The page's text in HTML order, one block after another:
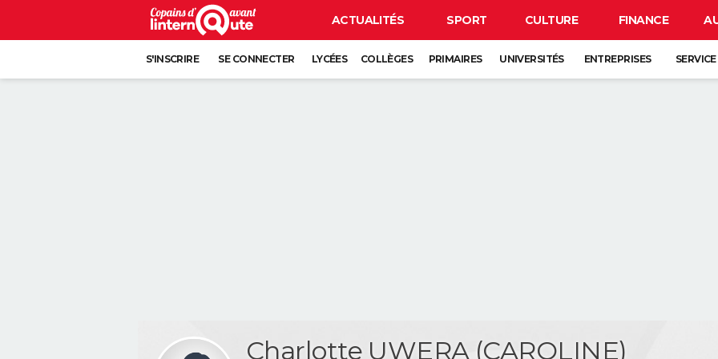
ACTUALITÉS SPORT CULTURE FINANCE
S'INSCRIRE SE CONNECTER LYCÉES COLLÈGES PRIMAIRES UNIVERSITÉS ENTREPRISES
Charlotte UWERA (CAROLINE)